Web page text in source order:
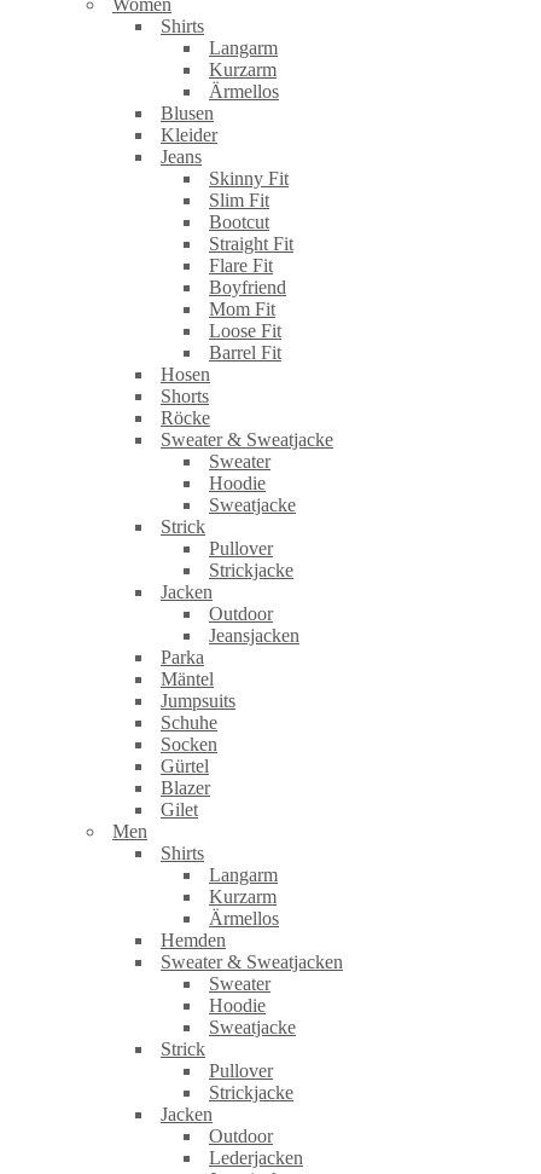
Shirts
Langarm
Kurzarm
Ärmellos
Blusen
Kleider
Jeans
Skinny Fit
Slim Fit
Bootcut
Straight Fit
Flare Fit
Boyfriend
Mom Fit
Loose Fit
Barrel Fit
Hosen
Shorts
Röcke
Sweater & Sweatjacke
Sweater
Hoodie
Sweatjacke
Strick
Pullover
Strickjacke
Jacken
Outdoor
Jeansjacken
Parka
Mäntel
Jumpsuits
Schuhe
Socken
Gürtel
Blazer
Gilet
Men
Shirts
Langarm
Kurzarm
Ärmellos
Hemden
Sweater & Sweatjacken
Sweater
Hoodie
Sweatjacke
Strick
Pullover
Strickjacke
Jacken
Outdoor
Lederjacken